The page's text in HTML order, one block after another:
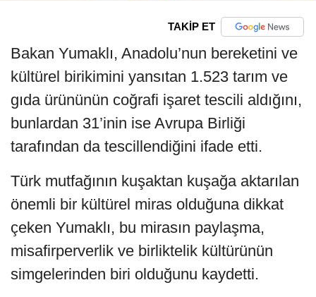
TAKİP ET
Bakan Yumaklı, Anadolu’nun bereketini ve
kültürel birikimini yansıtan 1.523 tarım ve
gıda ürününün coğrafi işaret tescili aldığını,
bunlardan 31’inin ise Avrupa Birliği
tarafından da tescillendiğini ifade etti.
Türk mutfağının kuşaktan kuşağa aktarılan
önemli bir kültürel miras olduğuna dikkat
çeken Yumaklı, bu mirasın paylaşma,
misafirperverlik ve birliktelik kültürünün
simgelerinden biri olduğunu kaydetti.